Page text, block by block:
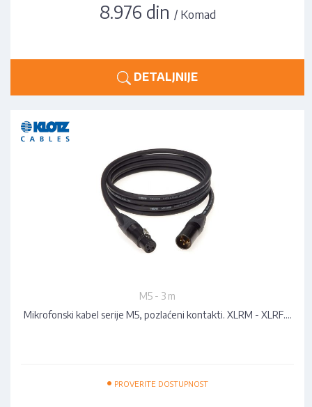
8.976 din / Komad
DETALJNIJE
M5 - 3 m
Mikrofonski kabel serije M5, pozlaćeni kontakti. XLRM - XLRF.…
• PROVERITE DOSTUPNOST